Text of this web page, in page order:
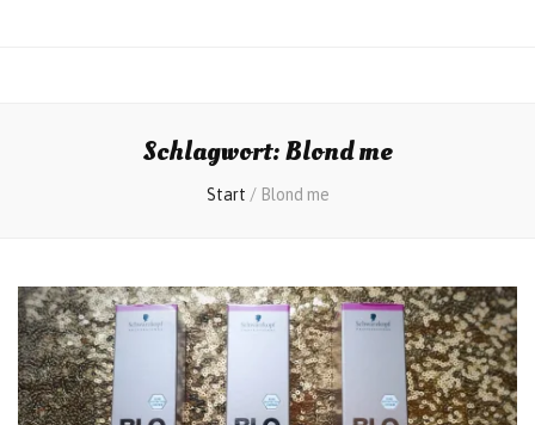
Schlagwort:Blond me
Start / Blond me